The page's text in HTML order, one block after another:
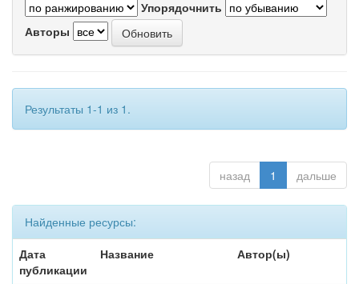
Упорядочнить
Авторы
Результаты 1-1 из 1.
назад 1 дальше
Найденные ресурсы:
Дата
публикации
Название Автор(ы)